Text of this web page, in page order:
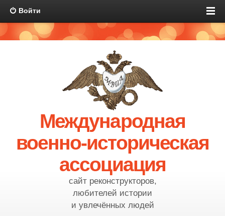
Войти
Международная
военно-историческая
ассоциация
сайт реконструкторов,
любителей истории
и увлечённых людей